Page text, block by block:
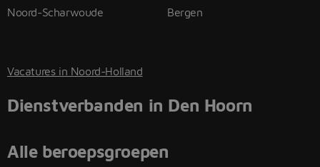
Noord-Scharwoude Bergen
Vacatures in Noord-Holland
Dienstverbanden in Den Hoorn
Alle beroepsgroepen